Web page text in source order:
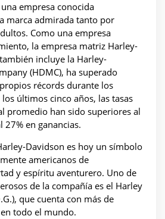
empresa conocida
marca admirada tanto por
Como una empresa
la empresa matriz Harley-
incluye la Harley-
(HDMC), ha superado
récords durante los
últimos cinco años, las tasas
promedio han sido superiores al
27% en ganancias.
Davidson es hoy un símbolo
americanos de
y espíritu aventurero. Uno de
de la compañía es el Harley
que cuenta con más de
todo el mundo.